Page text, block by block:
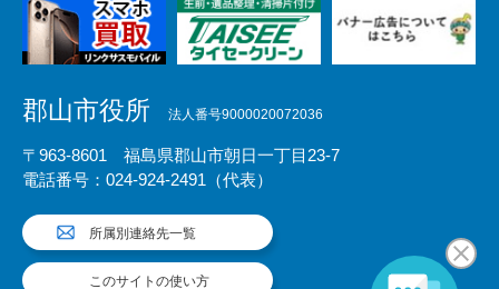
郡山市役所 法人番号9000020072036
〒963-8601 福島県郡山市朝日一丁目23-7
電話番号：024-924-2491（代表）
所属別連絡先一覧
このサイトの使い方